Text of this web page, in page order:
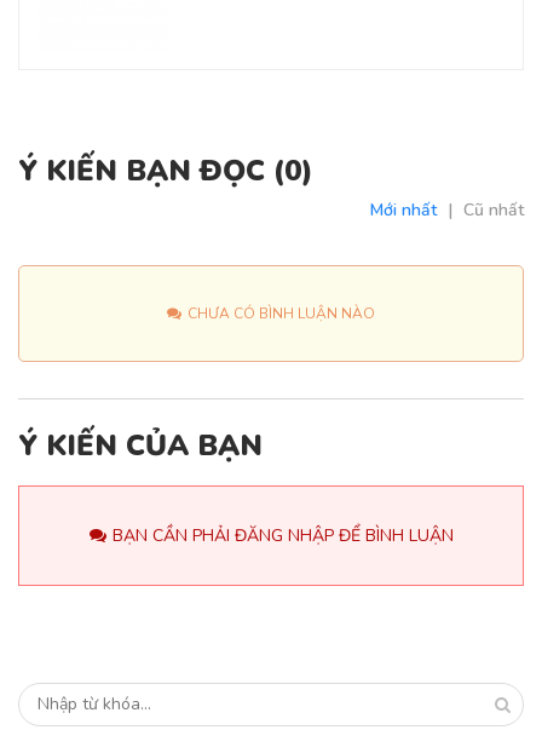
Ý KIẾN BẠN ĐỌC (0)
Mới nhất | Cũ nhất
CHƯA CÓ BÌNH LUẬN NÀO
Ý KIẾN CỦA BẠN
BẠN CẦN PHẢI ĐĂNG NHẬP ĐỂ BÌNH LUẬN